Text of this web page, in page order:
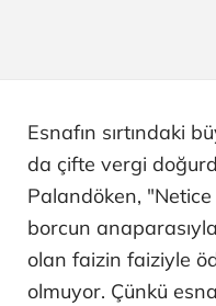
Esnafın sırtındaki
da çifte vergi
Palandöken,
borcun
olan faizin faiziyle
olmuyor. Çünkü